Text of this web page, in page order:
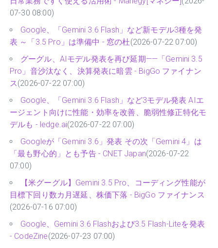
07-30 08:00)
Google、「Gemini 3.6 Flash」など新モデル3種を発
表 ～「3.5 Pro」は準備中 - 窓の杜(2026-07-22 07:00)
グーグル、AIモデル発表を再び延期——「Gemini 3.5
Pro」音沙汰なく、決算発表に暗雲 - BigGo ファイナン
ス(2026-07-22 07:00)
Google、「Gemini 3.6 Flash」など3モデル発表 AIエ
ージェント向けに性能・効率を改善、脆弱性修正特化モ
デルも - ledge.ai(2026-07-22 07:00)
Googleが「Gemini 3.6」発表 その次「Gemini 4」は
「最も野心的」とも予告 - CNET Japan(2026-07-22
07:00)
【米グーグル】Gemini 3.5 Pro、コーディング性能が
目標下回り数カ月遅延、株価下落 - BigGo ファイナンス
(2026-07-16 07:00)
Google、Gemini 3.6 Flashおよび3.5 Flash-Liteを発表
- CodeZine(2026-07-23 07:00)